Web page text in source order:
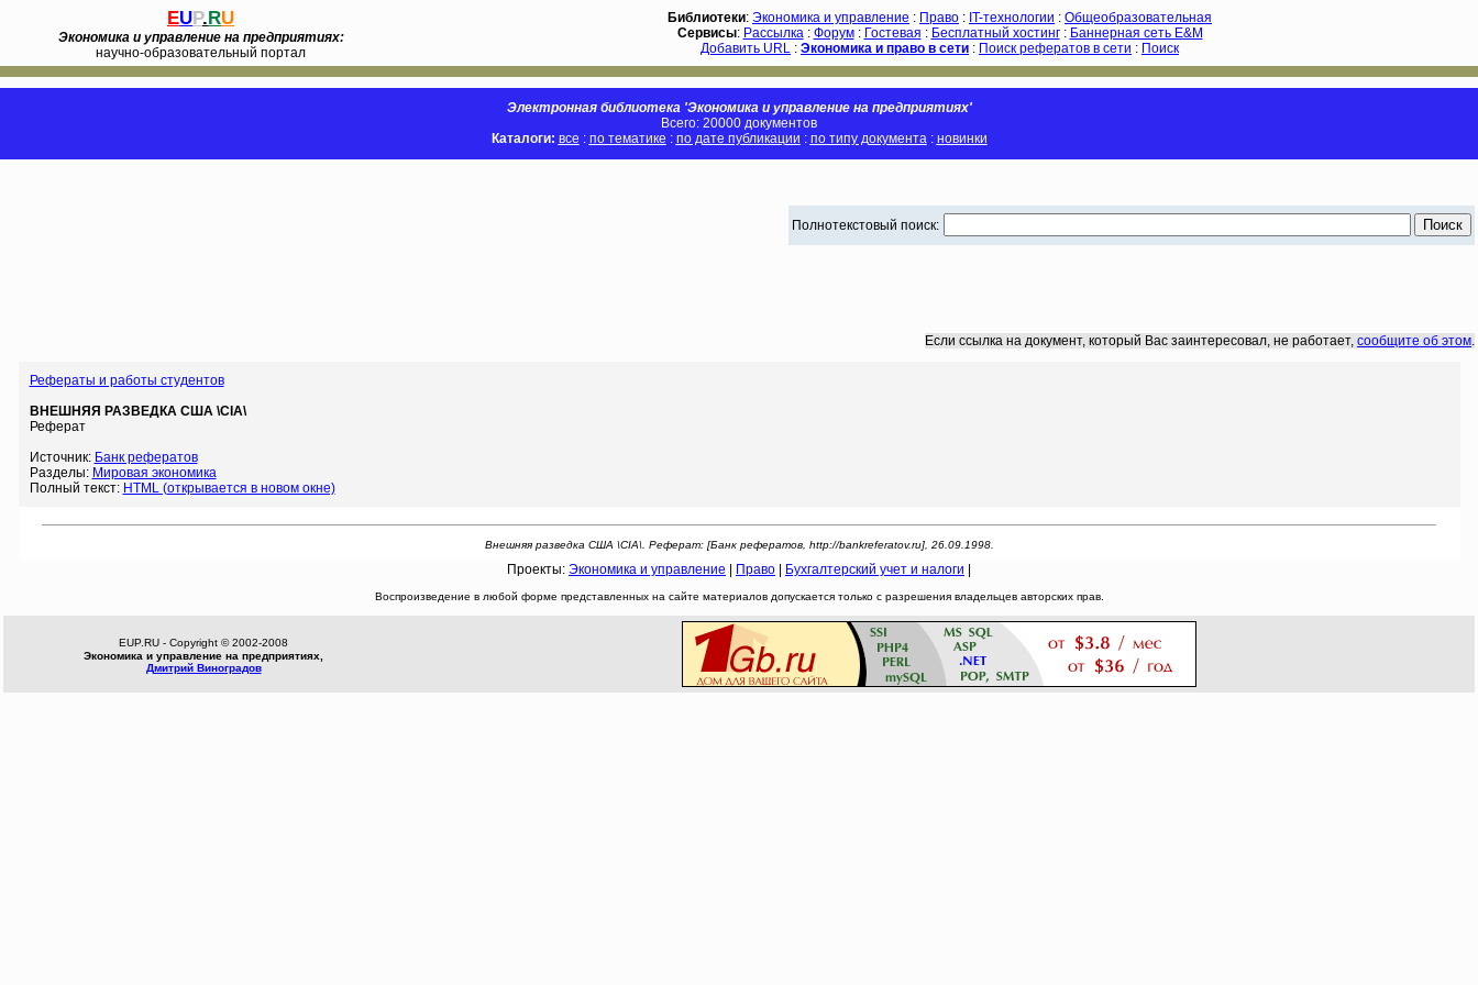
EUP.RU
Экономика и управление на предприятиях:
научно-образовательный портал
Библиотеки: Экономика и управление : Право : IT-технологии : Общеобразовательная
Сервисы: Рассылка: Форум: Гостевая : Бесплатный хостинг: Баннерная сеть E&M
Добавить URL : Экономика и право в сети : Поиск рефератов в сети : Поиск
Электронная библиотека 'Экономика и управление на предприятиях'
Всего: 20000 документов
Каталоги: все : по тематике : по дате публикации : по типу документа: новинки
Полнотекстовый поиск:
Если ссылка на документ, который Вас заинтересовал, не работает, сообщите об этом.
Рефераты и работы студентов
ВНЕШНЯЯ РАЗВЕДКА США \CIA\
Реферат
Источник: Банк рефератов
Разделы: Мировая экономика
Полный текст: HTML (открывается в новом окне)
Внешняя разведка США \CIA\. Реферат: [Банк рефератов, http://bankreferatov.ru], 26.09.1998.
Проекты: Экономика и управление Право Бухгалтерский учет и налоги
Воспроизведение в любой форме представленных на сайте материалов допускается только с разрешения владельцев авторских прав.
EUP.RU - Copyright © 2002-2008
Экономика и управление на предприятиях,
Дмитрий Виноградов